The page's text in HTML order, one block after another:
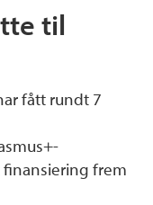
til
fått rundt 7
frem